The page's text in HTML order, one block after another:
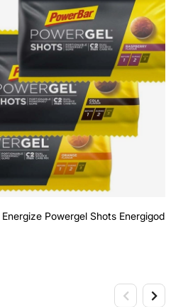
Energize Powergel Shots Energigodis